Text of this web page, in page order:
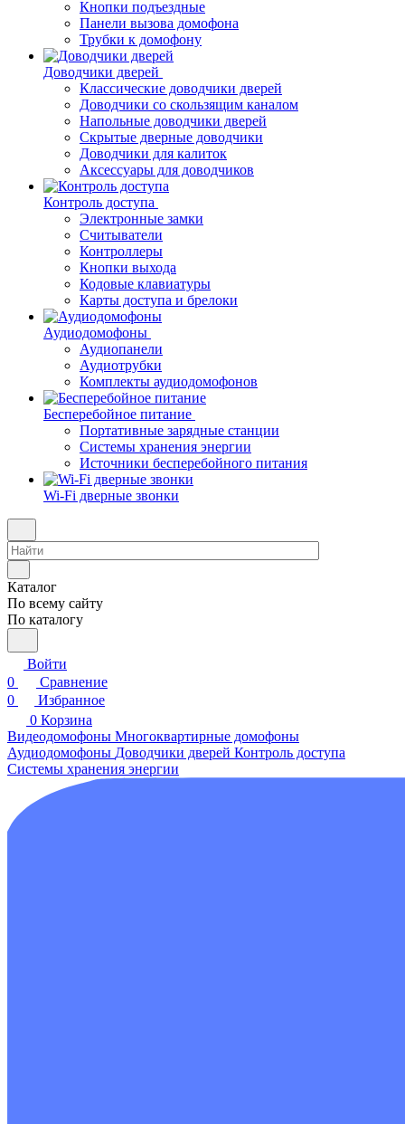
Кнопки подъездные
Панели вызова домофона
Трубки к домофону
Доводчики дверей
Классические доводчики дверей
Доводчики со скользящим каналом
Напольные доводчики дверей
Скрытые дверные доводчики
Доводчики для калиток
Аксессуары для доводчиков
Контроль доступа
Электронные замки
Считыватели
Контроллеры
Кнопки выхода
Кодовые клавиатуры
Карты доступа и брелоки
Аудиодомофоны
Аудиопанели
Аудиотрубки
Комплекты аудиодомофонов
Бесперебойное питание
Портативные зарядные станции
Системы хранения энергии
Источники бесперебойного питания
Wi-Fi дверные звонки
Каталог
По всему сайту
По каталогу
Войти
0
Сравнение
0
Избранное
0 Корзина
Видеодомофоны Многоквартирные домофоны
Аудиодомофоны Доводчики дверей Контроль доступа
Системы хранения энергии